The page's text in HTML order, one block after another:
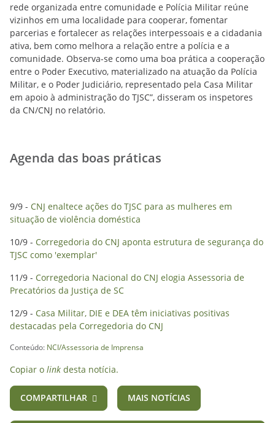
rede organizada entre comunidade e Polícia Militar reúne
vizinhos em uma localidade para cooperar, fomentar
parcerias e fortalecer as relações interpessoais e a cidadania
ativa, bem como melhora a relação entre a polícia e a
comunidade. Observa-se como uma boa prática a cooperação
entre o Poder Executivo, materializado na atuação da Polícia
Militar, e o Poder Judiciário, representado pela Casa Militar
em apoio à administração do TJSC”, disseram os inspetores
da CN/CNJ no relatório.
Agenda das boas práticas
9/9 - CNJ enaltece ações do TJSC para as mulheres em
situação de violência doméstica
10/9 - Corregedoria do CNJ aponta estrutura de segurança do
TJSC como 'exemplar'
11/9 - Corregedoria Nacional do CNJ elogia Assessoria de
Precatórios da Justiça de SC
12/9 - Casa Militar, DIE e DEA têm iniciativas positivas
destacadas pela Corregedoria do CNJ
Conteúdo: NCI/Assessoria de Imprensa
Copiar o link desta notícia.
COMPARTILHAR MAIS NOTÍCIAS